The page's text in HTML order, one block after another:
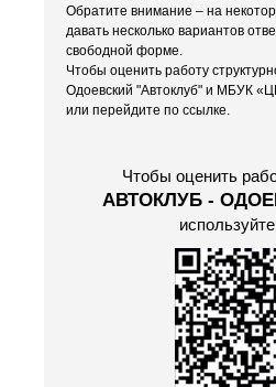
Обратите внимание – на
давать несколько вариантов
свободной форме.
Чтобы оценить работу
Одоевский "Автоклуб" и МБУК
или перейдите по ссылке.
Чтобы оценить
АВТОКЛУБ -